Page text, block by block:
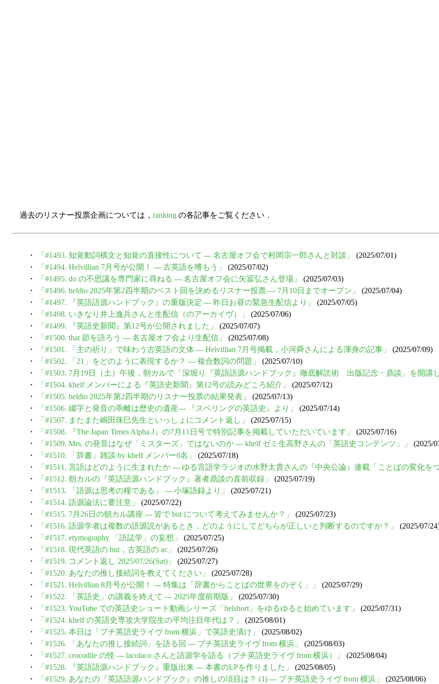
過去のリスナー投票企画については， ranking の各記事をご覧ください．
・ 「#1493. 知覚動詞構文と知覚の直接性について --- 名古屋オフ会で村岡宗一郎さんと対談」
(2025/07/01)
・
「#1494. Helvillian 7月号が公開！ --- 古英語を嗜もう」
(2025/07/02)
・
「#1495. do の不思議を専門家に尋ねる --- 名古屋オフ会に矢冨弘さん登場」
(2025/07/03)
・
「#1496. heldio 2025年第2四半期のベスト回を決めるリスナー投票 --- 7月10日までオープン」
(2025/07/04)
・
「#1497. 『英語語源ハンドブック』の重版決定 --- 昨日お昼の緊急生配信より」
(2025/07/05)
・
「#1498. いきなり井上逸兵さんと生配信（のアーカイヴ）」
(2025/07/06)
・
「#1499. 『英語史新聞』第12号が公開されました」
(2025/07/07)
・
「#1500. that 節を語ろう --- 名古屋オフ会より生配信」
(2025/07/08)
・
「#1501. 「主の祈り」で味わう古英語の文体 --- Helvillian 7月号掲載，小河舜さんによる渾身の記事」
(2025/07/09)
・
「#1502. 「21」をどのように表現するか？ --- 複合数詞の問題」
(2025/07/10)
・
「#1503. 7月19日（土）午後，朝カルで「深堀り『英語語源ハンドブック』徹底解読術 出版記念・鼎談」を開講し
・
「#1504. khelf メンバーによる『英語史新聞』第12号の読みどころ紹介」
(2025/07/12)
・
「#1505. heldio 2025年第2四半期のリスナー投票の結果発表」
(2025/07/13)
・
「#1506. 綴字と発音の乖離は歴史の遺産--- 『スペリングの英語史』より」
(2025/07/14)
・
「#1507. またまた嶋田珠巳先生といっしょにコメント返し」
(2025/07/15)
・
「#1508. 『The Japan Times Alpha J』の7月11日号で特別記事を掲載していただいています」
(2025/07/16)
・
「#1509. Mrs. の発音はなぜ「ミスターズ」ではないのか --- khelf ゼミ生高野さんの「英語史コンテンツ」」
(2025/
・
「#1510. 「辞書」雑談 by khelf メンバー6名」
(2025/07/18)
・
「#1511. 言語はどのように生まれたか --- ゆる言語学ラジオの水野太貴さんの『中央公論』連載「ことばの変化を
・
「#1512. 朝カルの『英語語源ハンドブック』著者鼎談の直前収録」
(2025/07/19)
・
「#1513. 「語源は思考の糧である」 --- 小塚語録より」
(2025/07/21)
・
「#1514. 語源論法に要注意」
(2025/07/22)
・
「#1515. 7月26日の朝カル講座 --- 皆で but について考えてみませんか？」
(2025/07/23)
・
「#1516. 語源学者は複数の語源説があるとき，どのようにしてどちらが正しいと判断するのですか？」
(2025/07/
・
「#1517. etymography 「語誌学」の妄想」
(2025/07/25)
・
「#1518. 現代英語の but，古英語の ac」
(2025/07/26)
・
「#1519. コメント返し 2025/07/26(Sat)」
(2025/07/27)
・
「#1520. あなたの推し接続詞を教えてください」
(2025/07/28)
・
「#1521. Helvillian 8月号が公開！ --- 特集は「辞書からことばの世界をのぞく」」
(2025/07/29)
・
「#1522. 「英語史」の講義を終えて --- 2025年度前期版」
(2025/07/30)
・
「#1523. YouTube での英語史ショート動画シリーズ「helshort」をゆるゆると始めています」
(2025/07/31)
・
「#1524. khelf の英語史専攻大学院生の平均注目年代は？」
(2025/08/01)
・
「#1525. 本日は「プチ英語史ライヴ from 横浜」で英語史漬け」
(2025/08/02)
・
「#1526. 「あなたの推し接続詞」を語る回 --- プチ英語史ライヴ from 横浜」
(2025/08/03)
・
「#1527. crocodile の怪 --- lacolaco さんと語源学を語る（プチ英語史ライヴ from 横浜）」
(2025/08/04)
・
「#1528. 『英語語源ハンドブック』重版出来 --- 本書のLPを作りました」
(2025/08/05)
・
「#1529. あなたの『英語語源ハンドブック』の推しの項目は？ (1) --- プチ英語史ライヴ from 横浜」
(2025/08/06)